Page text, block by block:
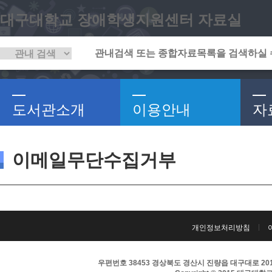
대구대학교 장애학생지원센터 자료실
도서관소개 이용안내 자
이메일무단수집거부
개인정보처리방침
우편번호 38453 경상북도 경산시 진량읍 대구대로